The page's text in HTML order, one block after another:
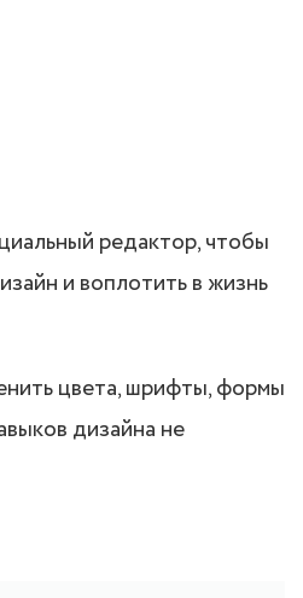
редактор, чтобы
и воплотить в жизнь
цвета, шрифты, формы
дизайна не